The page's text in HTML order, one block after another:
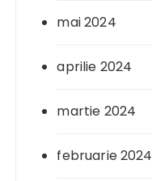
mai 2024
aprilie 2024
martie 2024
februarie 2024